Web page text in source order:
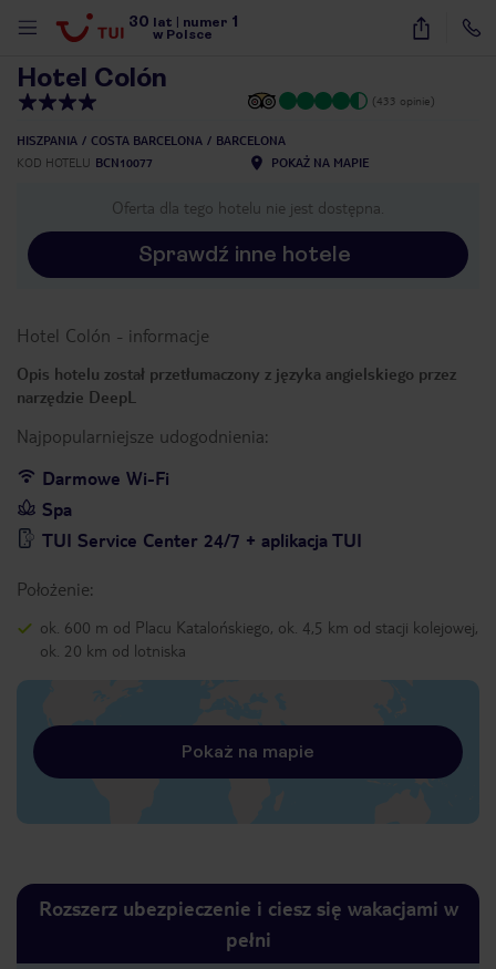
30 lat numer 1
w Polsce
20
Hotel Colón
(433 opinie)
HISZPANIA COSTA BARCELONA
BARCELONA
KOD HOTELU BCN10077 POKAŻ NA MAPIE
Oferta dla tego hotelu nie jest dostępna.
Sprawdź inne hotele
Hotel Colón - informacje
Opis hotelu został przetłumaczony z języka angielskiego przez
narzędzie DeepL
Najpopularniejsze udogodnienia:
Darmowe Wi-Fi
Spa
TUI Service Center 24/7 + aplikacja TUI
Położenie:
ok. 600 m od Placu Katalońskiego, ok. 4,5 km od stacji kolejowej,
ok. 20 km od lotniska
Pokaż na mapie
Rozszerz ubezpieczenie i ciesz się wakacjami w
pełni